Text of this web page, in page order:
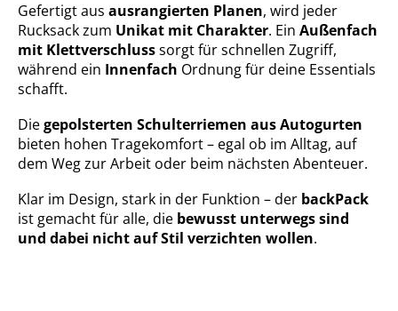
Gefertigt aus ausrangierten Planen, wird jeder
Rucksack zum Unikat mit Charakter. Ein Außenfach
mit Klettverschlusssorgt für schnellen Zugriff,
während ein Innenfach Ordnung für deine Essentials
schafft.
Diegepolsterten Schulterriemen aus Autogurten
bieten hohen Tragekomfort – egal ob im Alltag, auf
dem Weg zur Arbeit oder beim nächsten Abenteuer.
Klar im Design, stark in der Funktion – der backPack
ist gemacht für alle, die bewusst unterwegs sind
und dabei nicht auf Stil verzichten wollen.